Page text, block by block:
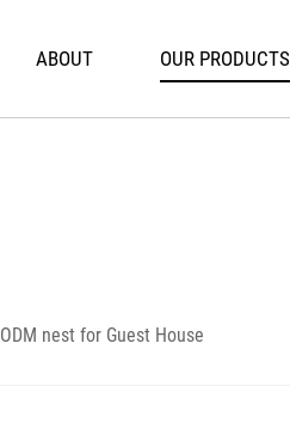
ABOUT OUR PRODUCTS
ODM nest for Guest House